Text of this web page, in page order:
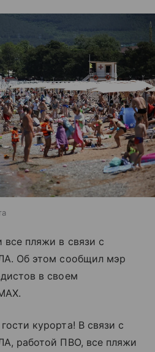
все пляжи в связи с
Об этом сообщил мэр
в своем
курорта! В связи с
работой ПВО, все пляжи